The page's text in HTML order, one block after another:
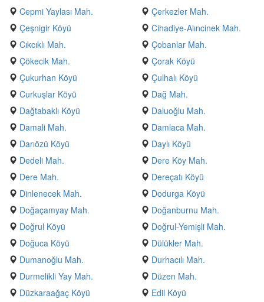
Cepmi Yaylası Mah.
Çerkezler Mah.
Çeşnigir Köyü
Cihadiye-Alıncinek Mah.
Cıkcıklı Mah.
Çobanlar Mah.
Çökecik Mah.
Çorak Köyü
Çukurhan Köyü
Çulhalı Köyü
Curkuşlar Köyü
Dağ Mah.
Dağtabaklı Köyü
Daluoğlu Mah.
Damali Mah.
Damlaca Mah.
Darıözü Köyü
Daylı Köyü
Dedeli Mah.
Dere Köy Mah.
Dere Mah.
Dereçatı Köyü
Dinlenecek Mah.
Dodurga Köyü
Doğaçamyay Mah.
Doğanburnu Mah.
Doğrul Köyü
Doğrul-Yemişli Mah.
Doğuca Köyü
Dülükler Mah.
Dumanoğlu Mah.
Durhacılı Mah.
Durmelikli Yay Mah.
Düzen Mah.
Düzkaraağaç Köyü
Edil Köyü